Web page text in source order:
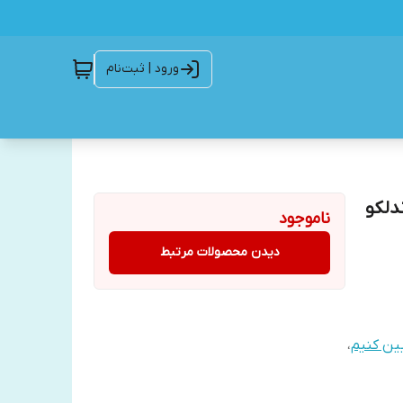
ورود | ثبت‌نام
کنیم،
ناموجود
دیدن محصولات مرتبط